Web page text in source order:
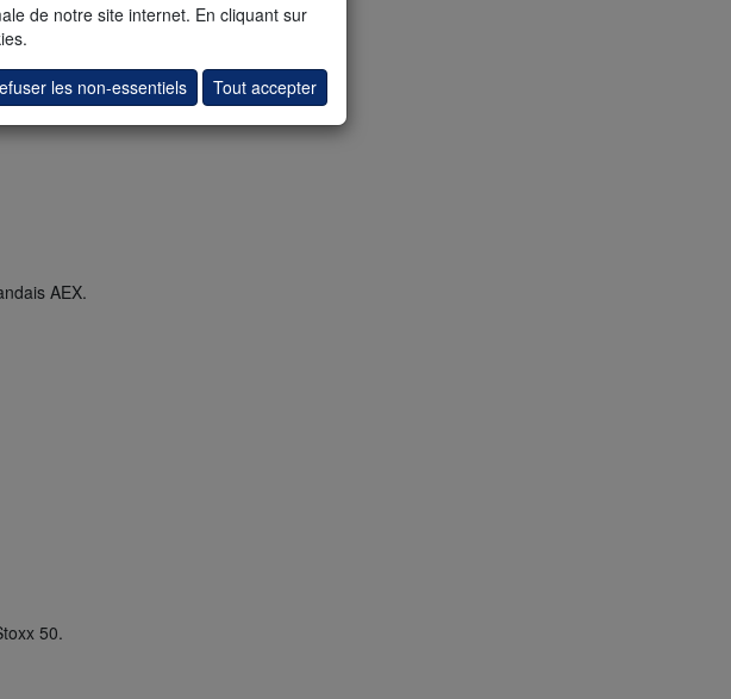
AEX.
50.
de notre site internet. En cliquant sur
les non-essentiels Tout accepter